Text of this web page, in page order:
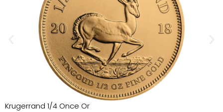
Krugerrand 1/4 Once Or